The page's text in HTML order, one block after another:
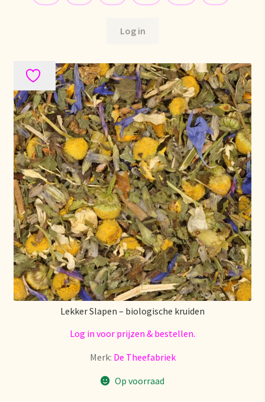
Log in
Lekker Slapen – biologische kruiden
Log in voor prijzen & bestellen.
Merk: De Theefabriek
Op voorraad